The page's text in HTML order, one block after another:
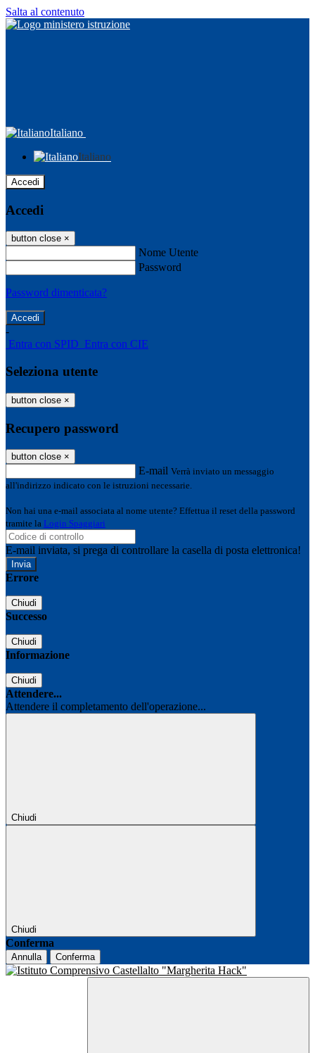
Salta al contenuto
Italiano
Italiano
Accedi
Accedi
button close ×
Nome Utente
Password
Password dimenticata?
-
Entra con SPID Entra con CIE
Seleziona utente
button close ×
Recupero password
button close ×
E-mail Verrà inviato un messaggio
all'indirizzo indicato con le istruzioni necessarie.
Non hai una e-mail associata al nome utente? Effettua il reset della password
tramite la Login Spaggiari
E-mail inviata, si prega di controllare la casella di posta elettronica!
Errore
Chiudi
Successo
Chiudi
Informazione
Chiudi
Attendere...
Attendere il completamento dell'operazione...
Chiudi
Chiudi
Conferma
Annulla Conferma